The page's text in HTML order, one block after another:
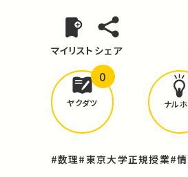
マイリスト シェア
どんな学びがあ
ヤクダツ
0
ナル
#数理#東京大学正規授業#